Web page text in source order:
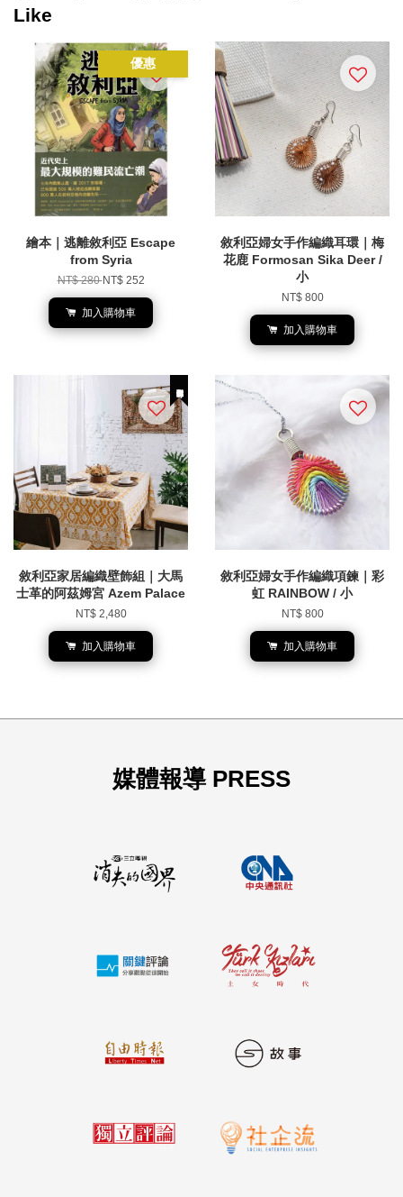
Like
優惠
繪本｜逃離敘利亞 Escape
from Syria
NT$ 280NT$ 252
加入購物車
敘利亞婦女手作編織耳環｜梅
花鹿 Formosan Sika Deer /
小
NT$ 800
加入購物車
敘利亞家居編織壁飾組｜大馬
士革的阿茲姆宮 Azem Palace
NT$ 2,480
加入購物車
敘利亞婦女手作編織項鍊｜彩
虹 RAINBOW / 小
NT$ 800
加入購物車
媒體報導 PRESS